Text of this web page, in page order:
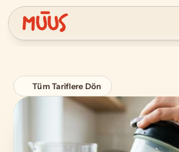
Tüm Tariflere Dön